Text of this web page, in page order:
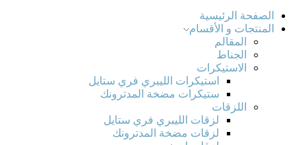
الصفحة الرئيسية
المنتجات و الأقسام
المقالم
الجناط
الاستيكرات
استيكرات الليبري فري ستايل
ستيكرات مضخة المدترونك
اللزقات
لزقات الليبري فري ستايل
لزقات مضخة المدترونك